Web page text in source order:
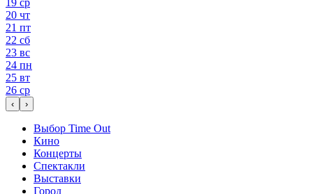
19 ср
20 чт
21 пт
22 сб
23 вс
24 пн
25 вт
26 ср
‹ ›
Выбор Time Out
Кино
Концерты
Спектакли
Выставки
Город